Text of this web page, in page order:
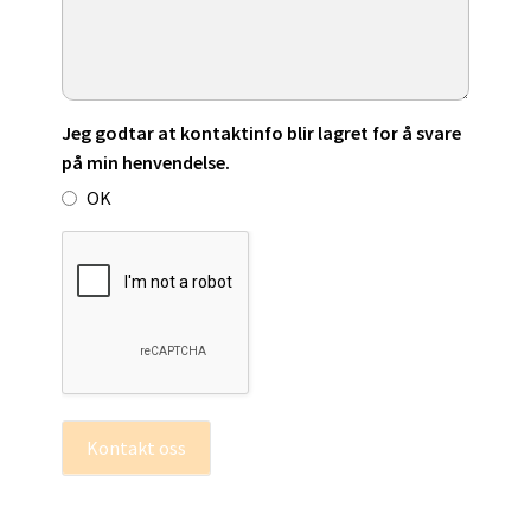
Jeg godtar at kontaktinfo blir lagret for å svare
på min henvendelse.
OK
Kontakt oss